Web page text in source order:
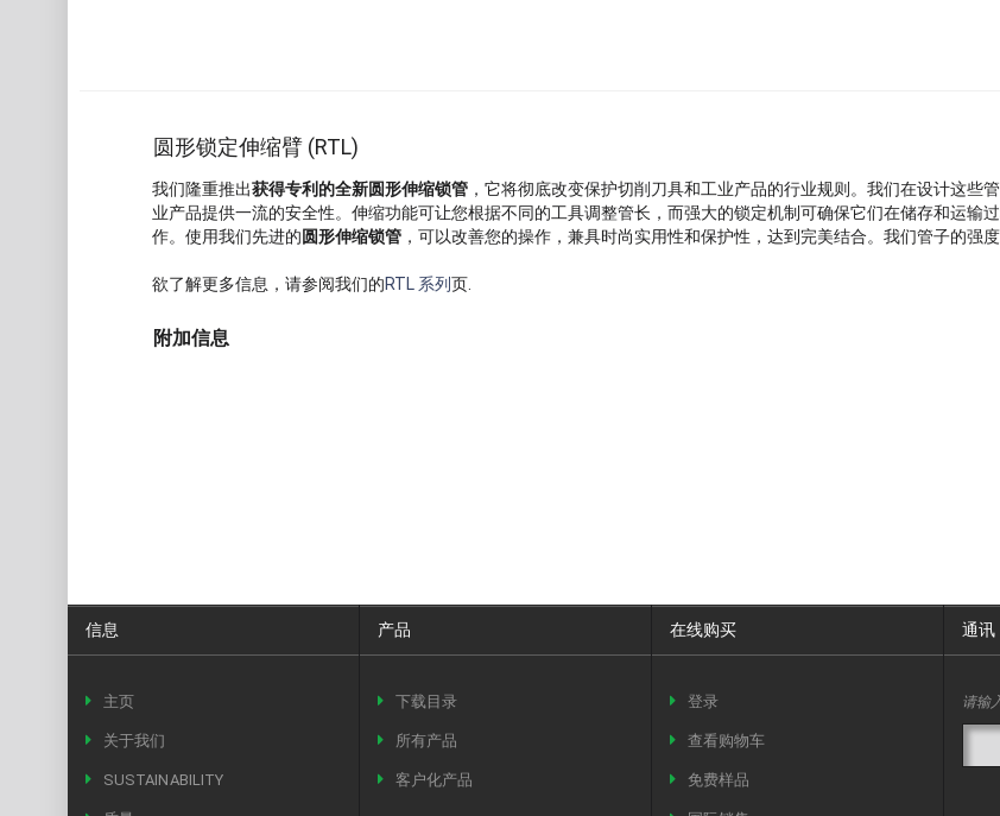
圆形锁定伸缩臂 (RTL)
我们隆重推出获得专利的全新圆形伸缩锁管，它将彻底改变保护切削刀具和工业产品的行业规则。我们在设计这些
业产品提供一流的安全性。伸缩功能可让您根据不同的工具调整管长，而强大的锁定机制可确保它们在储存和运输
作。使用我们先进的圆形伸缩锁管，可以改善您的操作，兼具时尚实用性和保护性，达到完美结合。我们管子的强
欲了解更多信息，请参阅我们的RTL 系列页.
附加信息
信息
主页
关于我们
SUSTAINABILITY
产品
下载目录
所有产品
客户化产品
在线购买
登录
查看购物车
免费样品
通讯
请输